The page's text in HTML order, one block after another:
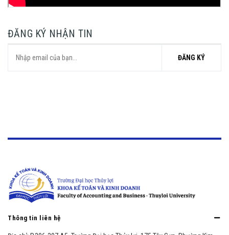
ĐĂNG KÝ NHẬN TIN
ĐĂNG KÝ
Thông tin liên hệ